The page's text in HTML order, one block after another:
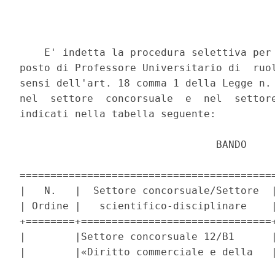
E' indetta la procedura selettiva
posto di Professore Universitario di
sensi dell'art. 18 comma 1 della Legge
nel  settore  concorsuale  e  nel
indicati nella tabella seguente:
                                BANDO
|   N.   |  Settore concorsuale/
| Ordine |   scientifico-disciplinare
|        |Settore concorsuale 12/
|        |«Diritto commerciale e